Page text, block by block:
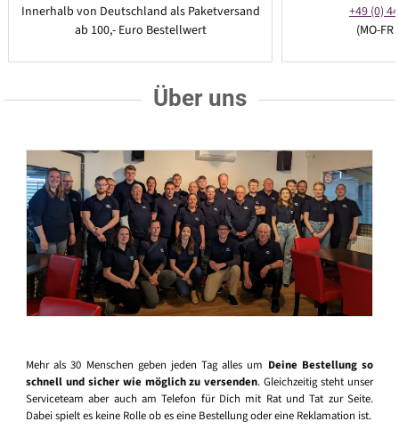
Innerhalb von Deutschland als Paketversand
ab 100,- Euro Bestellwert
+49 (0)
(MO-
Über uns
Mehr als 30 Menschen geben jeden Tag alles um Deine Bestellung so
schnell und sicher wie möglich zu versenden. Gleichzeitig steht unser
Serviceteam aber auch am Telefon für Dich mit Rat und Tat zur Seite.
Dabei spielt es keine Rolle ob es eine Bestellung oder eine Reklamation ist.